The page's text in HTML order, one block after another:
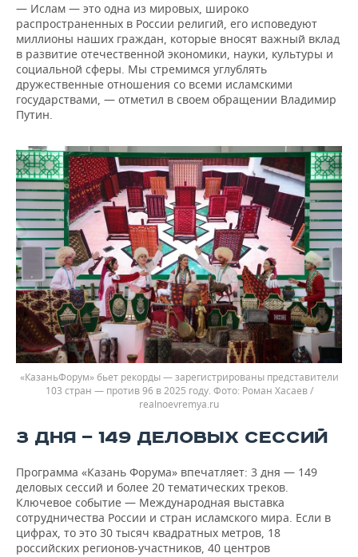
— Ислам — это одна из мировых, широко
распространенных в России религий, его исповедуют
миллионы наших граждан, которые вносят важный вклад
в развитие отечественной экономики, науки, культуры и
социальной сферы. Мы стремимся углублять
дружественные отношения со всеми исламскими
государствами, — отметил в своем обращении Владимир
Путин.
«КазаньФорум» бьет рекорды — зарегистрированы представители
103 стран — против 96 в 2025 году.
Роман Хасаев /
realnoevremya.ru
3 ДНЯ — 149 ДЕЛОВЫХ СЕССИЙ
Программа «Казань Форума» впечатляет: 3 дня — 149
деловых сессий и более 20 тематических треков.
Ключевое событие — Международная выставка
сотрудничества России и стран исламского мира. Если в
цифрах, то это 30 тысяч квадратных метров, 18
российских регионов-участников, 40 центров